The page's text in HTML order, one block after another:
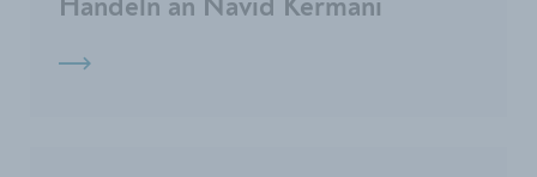
Handeln an Navid Kermani